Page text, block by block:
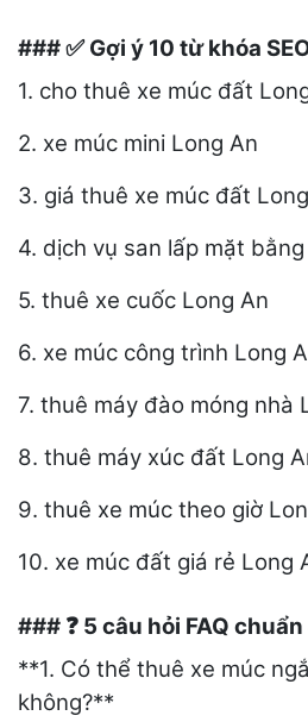
###✅Gợi ý 10 từ khóa
1. cho thuê xe múc đất
2. xe múc mini Long An
3. giá thuê xe múc đất
4. dịch vụ san lấp mặt
5. thuê xe cuốc Long An
6. xe múc công trình Long
7. thuê máy đào móng nhà
8. thuê máy xúc đất Long
9. thuê xe múc theo giờ
10. xe múc đất giá rẻ Long
### ❓ 5 câu hỏi FAQ chuẩn
**1. Có thể thuê xe múc
không?**